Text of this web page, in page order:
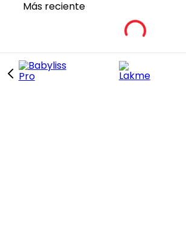
Puntuación general
4★
0%
3★